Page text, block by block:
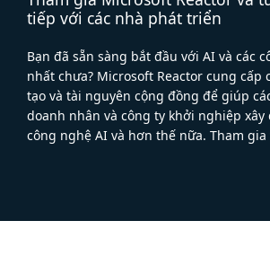
tiếp với các nhà phát triển
Bạn đã sẵn sàng bắt đầu với AI và các
nhất chưa? Microsoft Reactor cung cấp
tạo và tài nguyên cộng đồng để giúp
doanh nhân và công ty khởi nghiệp
công nghệ AI và hơn thế nữa. Tham